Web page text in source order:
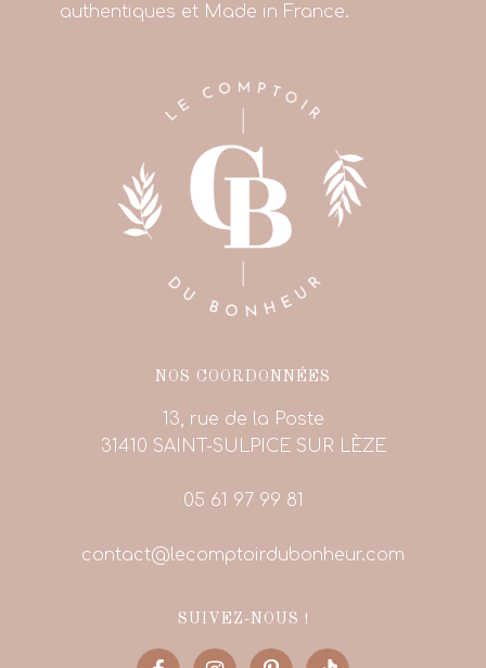
authentiques et Made in France.
NOS COORDONNÉES
13, rue de la Poste
31410 SAINT-SULPICE SUR LÈZE
05 61 97 99 81
contact@lecomptoirdubonheur.com
SUIVEZ-NOUS !